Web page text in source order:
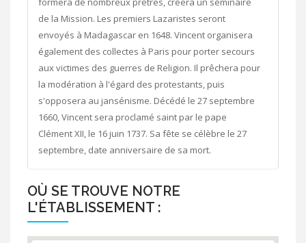
de la Mission. Les premiers Lazaristes seront
envoyés à Madagascar en 1648. Vincent organisera
également des collectes à Paris pour porter secours
aux victimes des guerres de Religion. Il prêchera pour
la modération à l'égard des protestants, puis
s'opposera au jansénisme. Décédé le 27 septembre
1660, Vincent sera proclamé saint par le pape
Clément XII, le 16 juin 1737. Sa fête se célèbre le 27
septembre, date anniversaire de sa mort.
OÙ SE TROUVE NOTRE
L'ÉTABLISSEMENT :